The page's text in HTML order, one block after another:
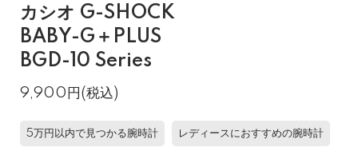
カシオ G-SHOCK
BABY-G＋PLUS
BGD-10 Series
9,900円(税込)
5万円以内で見つかる腕時計 レディースにおすすめの腕時計